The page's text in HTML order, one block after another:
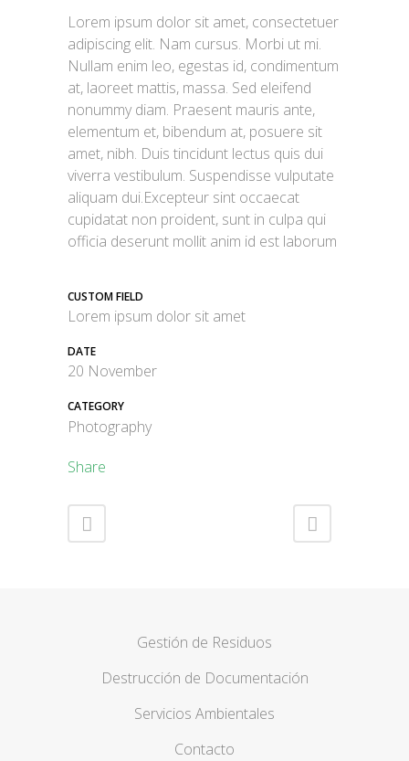
Lorem ipsum dolor sit amet, consectetuer
adipiscing elit. Nam cursus. Morbi ut mi.
Nullam enim leo, egestas id, condimentum
at, laoreet mattis, massa. Sed eleifend
nonummy diam. Praesent mauris ante,
elementum et, bibendum at, posuere sit
amet, nibh. Duis tincidunt lectus quis dui
viverra vestibulum. Suspendisse vulputate
aliquam dui.Excepteur sint occaecat
cupidatat non proident, sunt in culpa qui
officia deserunt mollit anim id est laborum
CUSTOM FIELD
Lorem ipsum dolor sit amet
DATE
20 November
CATEGORY
Photography
Share
Gestión de Residuos
Destrucción de Documentación
Servicios Ambientales
Contacto